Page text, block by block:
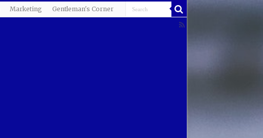
Marketing Gentleman's Corner